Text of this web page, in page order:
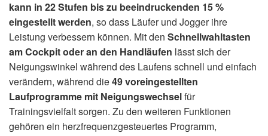
kann in 22 Stufen bis zu beeindruckenden 15 %
eingestellt werden, so dass Läufer und Jogger ihre
Leistung verbessern können. Mit den Schnellwahltasten
am Cockpit oder an den Handläufen lässt sich der
Neigungswinkel während des Laufens schnell und einfach
verändern, während die49 voreingestellten
Laufprogramme mit Neigungswechselfür
Trainingsvielfalt sorgen. Zu den weiteren Funktionen
gehören ein herzfrequenzgesteuertes Programm,